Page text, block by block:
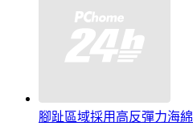
腳趾區域採用高反彈力海綿